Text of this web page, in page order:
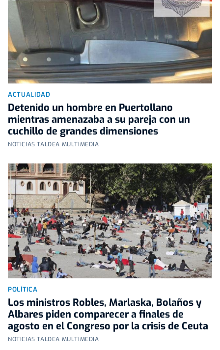
ACTUALIDAD
Detenido un hombre en Puertollano
mientras amenazaba a su pareja con un
cuchillo de grandes dimensiones
NOTICIAS TALDEA MULTIMEDIA
POLÍTICA
Los ministros Robles, Marlaska, Bolaños y
Albares piden comparecer a finales de
agosto en el Congreso por la crisis de Ceuta
NOTICIAS TALDEA MULTIMEDIA